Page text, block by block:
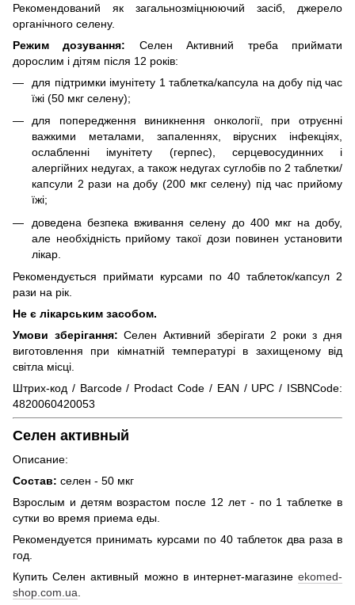
Рекомендований як загальнозміцнюючий засіб, джерело
органічного селену.
Режим дозування: Селен Активний треба приймати
дорослим і дітям після 12 років:
для підтримки імунітету 1 таблетка/капсула на добу під час
їжі (50 мкг селену);
для попередження виникнення онкології, при отруєнні
важкими металами, запаленнях, вірусних інфекціях,
ослабленні імунітету (герпес), серцевосудинних і
алергійних недугах, а також недугах суглобів по 2 таблетки/
капсули 2 рази на добу (200 мкг селену) під час прийому
їжі;
доведена безпека вживання селену до 400 мкг на добу,
але необхідність прийому такої дози повинен установити
лікар.
Рекомендується приймати курсами по 40 таблеток/капсул 2
рази на рік.
Не є лікарським засобом.
Умови зберігання: Селен Активний зберігати 2 роки з дня
виготовлення при кімнатній температурі в захищеному від
світла місці.
Штрих-код / Barcode / Prodact Code / EAN / UPC / ISBNCode:
4820060420053
Селен активный
Описание:
Состав: селен - 50 мкг
Взрослым и детям возрастом после 12 лет - по 1 таблетке в
сутки во время приема еды.
Рекомендуется принимать курсами по 40 таблеток два раза в
год.
КупитьСелен активный можно в интернет-магазинеekomed-
shop.com.ua